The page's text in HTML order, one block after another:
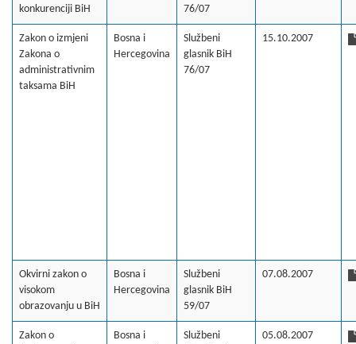
konkurenciji BiH
76/07
Zakon o izmjeni
Zakona o
administrativnim
taksama BiH
Bosna i
Hercegovina
Službeni
glasnik BiH
76/07
15.10.2007
Okvirni zakon o
visokom
obrazovanju u BiH
Bosna i
Hercegovina
Službeni
glasnik BiH
59/07
07.08.2007
Zakon o
Bosna i
Službeni
05.08.2007